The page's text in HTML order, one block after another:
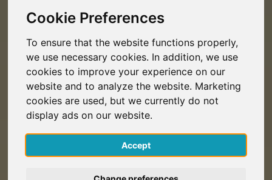
Cookie Preferences
To ensure that the website functions properly,
we use necessary cookies. In addition, we use
cookies to improve your experience on our
website and to analyze the website. Marketing
cookies are used, but we currently do not
display ads on our website.
Accept
Explorer la recherche
FAQ
S'inscrire gratuitement
S'inscrire
English